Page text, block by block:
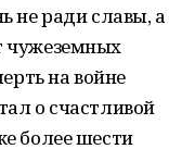
не ради славы, а
чужеземных
на войне
о счастливой
более шести